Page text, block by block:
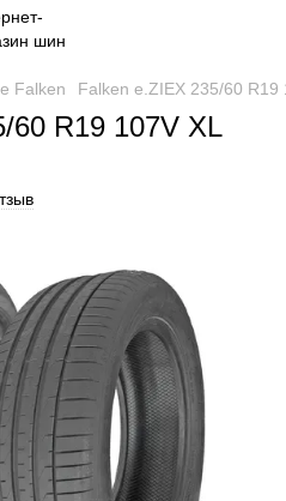
Falken Falken e.ZIEX 235/60 R19
60 R19 107V XL